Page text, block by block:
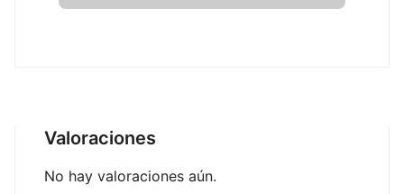
Valoraciones
No hay valoraciones aún.